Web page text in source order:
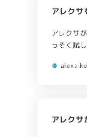
アレク
アレクサ
っそく試
アレクサ